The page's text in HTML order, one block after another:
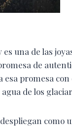
una de las
de
promesa
de los